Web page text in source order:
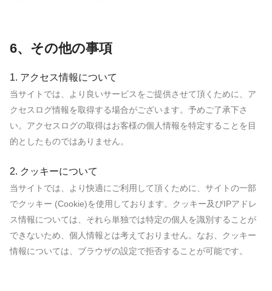
6、その他の事項
1. アクセス情報について
当サイトでは、より良いサービスをご提供させて頂くために、ア
クセスログ情報を取得する場合がございます。予めご了承下さ
い。アクセスログの取得はお客様の個人情報を特定することを目
的としたものではありません。
2. クッキーについて
当サイトでは、より快適にご利用して頂くために、サイトの一部
でクッキー (Cookie)を使用しております。クッキー及びIPアドレ
ス情報については、それら単独では特定の個人を識別することが
できないため、個人情報とは考えておりません。なお、クッキー
情報については、ブラウザの設定で拒否することが可能です。